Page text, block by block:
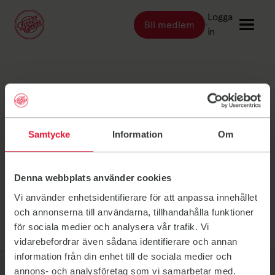
Samtycke Information Om
Denna webbplats använder cookies
Vi använder enhetsidentifierare för att anpassa innehållet
och annonserna till användarna, tillhandahålla funktioner
för sociala medier och analysera vår trafik. Vi
vidarebefordrar även sådana identifierare och annan
information från din enhet till de sociala medier och
annons- och analysföretag som vi samarbetar med.
Länk till: Bli medlem
Bli medlem
Logga
in
Länk till: Träna
Träna
Länk till: Träningsställen
Träningsställen
Länk till: Event & kurser
Event & kurser
Länk till: Schema
Schema
Logga in
Göteborg Johan
Sommarin